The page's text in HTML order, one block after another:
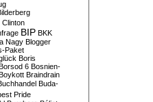
Clinton
BIP BKK
Nagy Blogger
Paket
Boris
6 Bosnien-
Braindrain
Buda-
Pride